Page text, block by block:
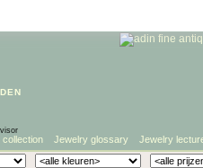
collection Jewelry glossary Jewelry